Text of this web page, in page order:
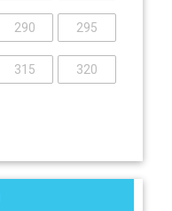
290 295
315 320